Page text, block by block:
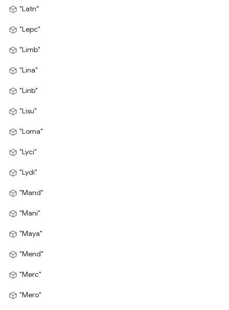
"Latn"
"Lepc"
"Limb"
"Lina"
"Linb"
"Lisu"
"Loma"
"Lyci"
"Lydi"
"Mand"
"Mani"
"Maya"
"Mend"
"Merc"
"Mero"